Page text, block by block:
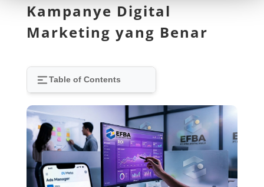
Kampanye Digital
Marketing yang Benar
Table of Contents